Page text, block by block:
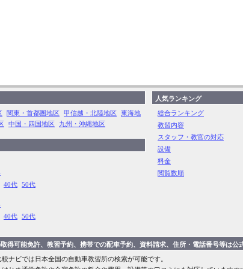
関東・首都圏地区 甲信越・北陸地区 東海地
中国・四国地区 九州・沖縄地区
40代 50代
40代 50代
人気ランキング
総合ランキング
教習内容
スタッフ・教官の対応
設備
料金
閲覧数順
得可能免許、教習予約、携帯での配車予約、資料請求、住所・電話番号等は公
ナビでは日本全国の自動車教習所の検索が可能です。